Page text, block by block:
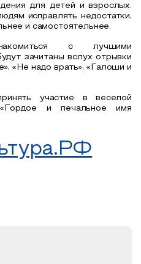
для детей и взрослых.
исправлять недостатки,
и самостоятельнее.
с лучшими
зачитаны вслух отрывки
«Не надо врать», «Галоши и
участие в веселой
«Гордое и печальное имя